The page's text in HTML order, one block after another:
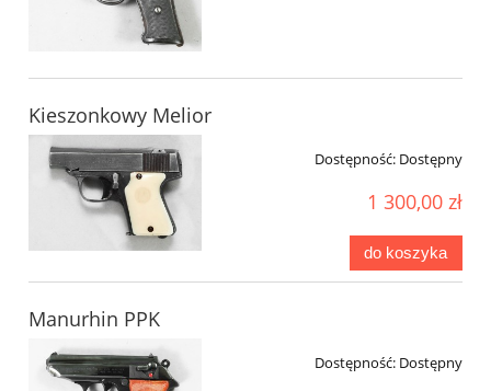
Kieszonkowy Melior
Dostępność: Dostępny
1 300,00 zł
do koszyka
Manurhin PPK
Dostępność: Dostępny